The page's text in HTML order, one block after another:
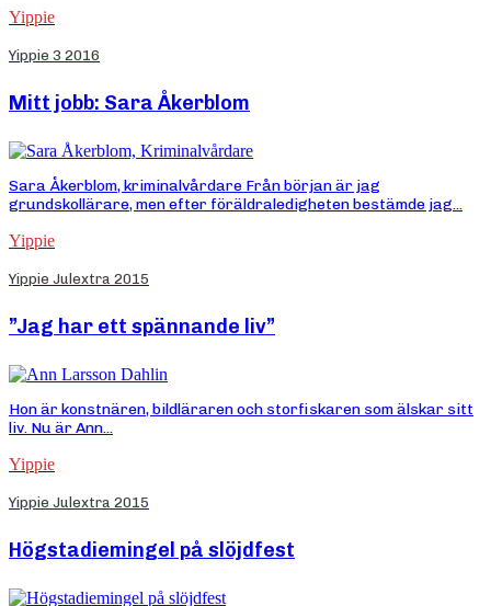
Yippie
Yippie 3 2016
Mitt jobb: Sara Åkerblom
Sara Åkerblom, kriminalvårdare Från början är jag
grundskollärare, men efter föräldraledigheten bestämde jag...
Yippie
Yippie Julextra 2015
”Jag har ett spännande liv”
Hon är konstnären, bildläraren och storfiskaren som älskar sitt
liv. Nu är Ann...
Yippie
Yippie Julextra 2015
Högstadiemingel på slöjdfest